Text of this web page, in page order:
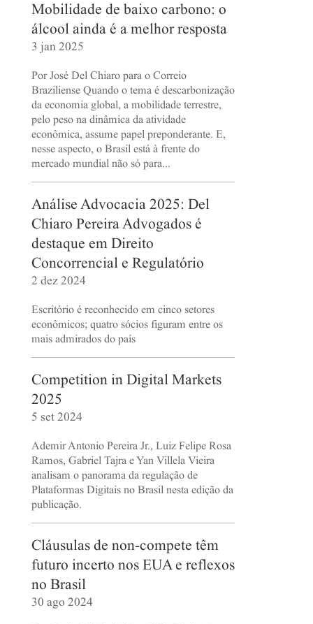
Mobilidade de baixo carbono: o
álcool ainda é a melhor resposta
3 jan 2025
Por José Del Chiaro para o Correio
Braziliense Quando o tema é descarbonização
da economia global, a mobilidade terrestre,
pelo peso na dinâmica da atividade
econômica, assume papel preponderante. E,
nesse aspecto, o Brasil está à frente do
mercado mundial não só para...
Análise Advocacia 2025: Del
Chiaro Pereira Advogados é
destaque em Direito
Concorrencial e Regulatório
2 dez 2024
Escritório é reconhecido em cinco setores
econômicos; quatro sócios figuram entre os
mais admirados do país
Competition in Digital Markets
2025
5 set 2024
Ademir Antonio Pereira Jr., Luiz Felipe Rosa
Ramos, Gabriel Tajra e Yan Villela Vieira
analisam o panorama da regulação de
Plataformas Digitais no Brasil nesta edição da
publicação.
Cláusulas de non-compete têm
futuro incerto nos EUA e reflexos
no Brasil
30 ago 2024